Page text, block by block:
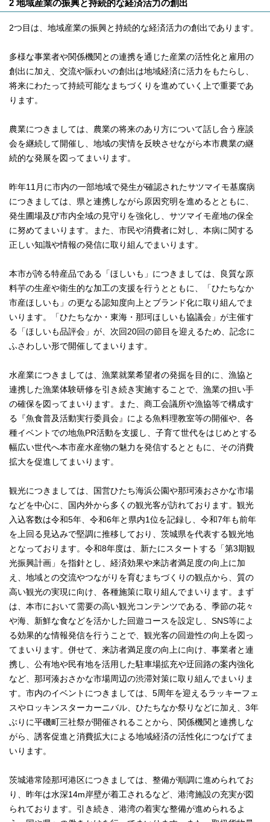
2 地域産業の振興と持続的な経済活力の創出
2つ目は、地域産業の振興と持続的な経済活力の創出であります。
多様な事業者や関係機関との連携を通じた産業の活性化と雇用の
創出に加え、交流や賑わいの創出は地域経済に活力をもたらし、
将来にわたって持続可能なまちづくりを進めていく上で重要であ
ります。
農業につきましては、農業の将来のあり方について話し合う座談
会を継続して開催し、地域の実情を反映させながら本市農業の継
続的な発展を図ってまいります。
昨年11月に市内の一部地域で発生が確認されたサツマイモ基腐病
につきましては、県と連携しながら原因究明を進めるとともに、
発生圃場及び市内全域の見守りを強化し、サツマイモ産地の保全
に努めてまいります。また、市民や消費者に対し、本病に関する
正しい知識や情報の発信に取り組んでまいります。
本市が誇る特産品である「ほしいも」につきましては、良質な原
料芋の生産や衛生的な加工の支援を行うとともに、「ひたちなか
市産ほしいも」の更なる認知度向上とブランド化に取り組んでま
いります。「ひたちなか・東海・那珂ほしいも協議会」が主催す
る「ほしいも品評会」が、次回20回の節目を迎えるため、記念に
ふさわしい形で開催してまいります。
水産業につきましては、漁業就業希望者の発掘を目的に、漁協と
連携した漁業体験研修を引き続き実施することで、漁業の担い手
の確保を図ってまいります。また、商工会議所や漁協等で構成す
る『魚食普及活動実行委員会』による魚料理教室等の開催や、各
種イベントでの地魚PR活動を支援し、子育て世代をはじめとする
幅広い世代へ本市産水産物の魅力を発信するとともに、その消費
拡大を促進してまいります。
観光につきましては、国営ひたち海浜公園や那珂湊おさかな市場
などを中心に、国内外から多くの観光客が訪れております。観光
入込客数は令和5年、令和6年と県内1位を記録し、令和7年も前年
を上回る見込みで堅調に推移しており、茨城県を代表する観光地
となっております。令和8年度は、新たにスタートする「第3期観
光振興計画」を指針とし、経済効果や来訪者満足度の向上に加
え、地域との交流やつながりを育むまちづくりの観点から、質の
高い観光の実現に向け、各種施策に取り組んでまいります。まず
は、本市において需要の高い観光コンテンツである、季節の花々
や海、新鮮な食などを活かした回遊コースを設定し、SNS等によ
る効果的な情報発信を行うことで、観光客の回遊性の向上を図っ
てまいります。併せて、来訪者満足度の向上に向け、事業者と連
携し、公有地や民有地を活用した駐車場拡充や迂回路の案内強化
など、那珂湊おさかな市場周辺の渋滞対策に取り組んでまいりま
す。市内のイベントにつきましては、5周年を迎えるラッキーフェ
スやロッキンスターカーニバル、ひたちなか祭りなどに加え、3年
ぶりに平磯町三社祭が開催されることから、関係機関と連携しな
がら、誘客促進と消費拡大による地域経済の活性化につなげてま
いります。
茨城港常陸那珂港区につきましては、整備が順調に進められてお
り、昨年は水深14m岸壁が着工されるなど、港湾施設の充実が図
られております。引き続き、港湾の着実な整備が進められるよ